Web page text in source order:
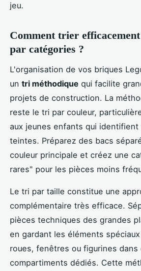
jeu.
Comment trier
par catégories ?
L'organisation de vos briques
un tri méthodique qui facilite
projets de construction. La
reste le tri par couleur,
aux jeunes enfants qui
teintes. Préparez des bacs
couleur principale et créez une
rares" pour les pièces moins
Le tri par taille constitue une
complémentaire très efficace.
pièces techniques des grandes
en gardant les éléments
roues, fenêtres ou figurines dans
compartiments dédiés. Cette